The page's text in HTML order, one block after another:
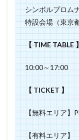
シンボルプロム
特設会場（東京
【 TIME TABLE
10:00～17:00
【 TICKET 】
【無料エリア】
【有料エリア】